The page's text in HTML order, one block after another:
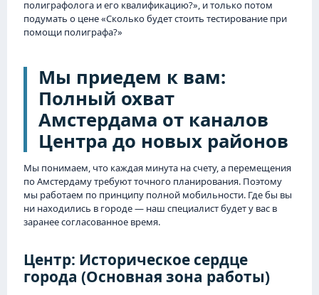
полиграфолога и его квалификацию?», и только потом
подумать о цене «Сколько будет стоить тестирование при
помощи полиграфа?»
Мы приедем к вам:
Полный охват
Амстердама от каналов
Центра до новых районов
Мы понимаем, что каждая минута на счету, а перемещения
по Амстердаму требуют точного планирования. Поэтому
мы работаем по принципу полной мобильности. Где бы вы
ни находились в городе — наш специалист будет у вас в
заранее согласованное время.
Центр: Историческое сердце
города (Основная зона работы)